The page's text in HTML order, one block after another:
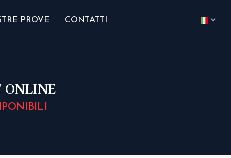
PROVE CONTATTI
ONLINE